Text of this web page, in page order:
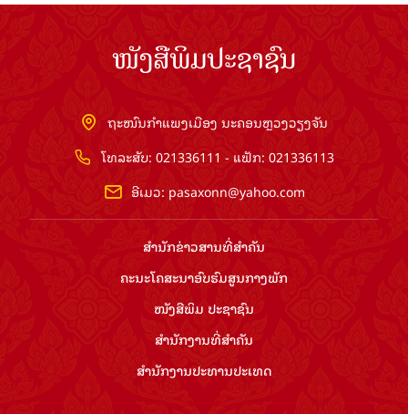
ໜັງສືພິມປະຊາຊົນ
ຖະໜົນກຳແພງເມືອງ ນະຄອນຫຼວງວຽງຈັນ
ໂທລະສັບ: 021336111 - ແຟັກ: 021336113
ອີເມວ: pasaxonn@yahoo.com
ສຳ​ນັກ​ຂ່າວ​ສານ​ທີ່​ສຳ​ຄັນ​
ຄະນະໂຄສະນາອົບຮົມ​ສູນ​ກາງ​ພັກ
ໜັງສືພິມ ປະ​ຊາ​ຊົນ
ສຳ​ນັກ​ງານ​ທີ່​ສຳ​ຄັນ
ສຳ​ນັກ​ງານ​ປະ​ທານ​ປະ​ເທດ